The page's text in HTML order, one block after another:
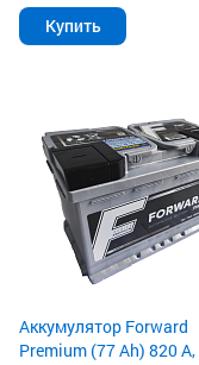
Купить
Аккумулятор Forward
Premium (77 Ah) 820 А,